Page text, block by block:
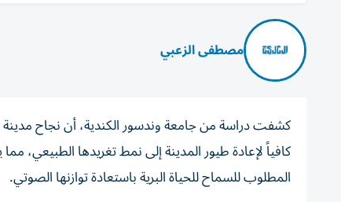
مصطفى الزعبي
كشفت دراسة من جامعة وندسور الكندية، أن نجاح مدينة
كافياً لإعادة طيور المدينة إلى نمط تغريدها الطبيعي،
المطلوب للسماح للحياة البرية باستعادة توازنها الصوتي.